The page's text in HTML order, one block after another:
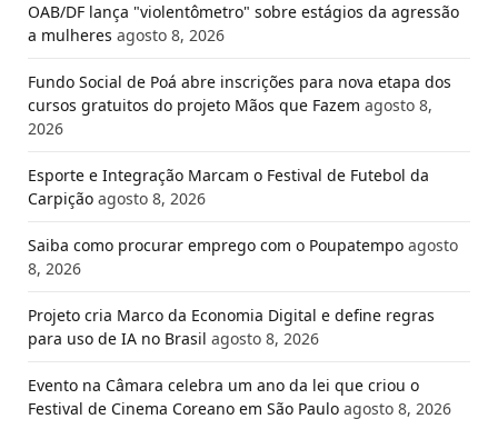
OAB/DF lança "violentômetro" sobre estágios da agressão
a mulheres agosto 8, 2026
Fundo Social de Poá abre inscrições para nova etapa dos
cursos gratuitos do projeto Mãos que Fazem agosto 8,
2026
Esporte e Integração Marcam o Festival de Futebol da
Carpição agosto 8, 2026
Saiba como procurar emprego com o Poupatempo agosto
8, 2026
Projeto cria Marco da Economia Digital e define regras
para uso de IA no Brasil agosto 8, 2026
Evento na Câmara celebra um ano da lei que criou o
Festival de Cinema Coreano em São Paulo agosto 8, 2026